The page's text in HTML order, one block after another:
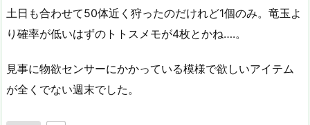
土日も合わせて50体近く狩ったのだけれど1個のみ。竜玉よ
り確率が低いはずのトトスメモが4枚とかね….。
見事に物欲センサーにかかっている模様で欲しいアイテム
が全くでない週末でした。